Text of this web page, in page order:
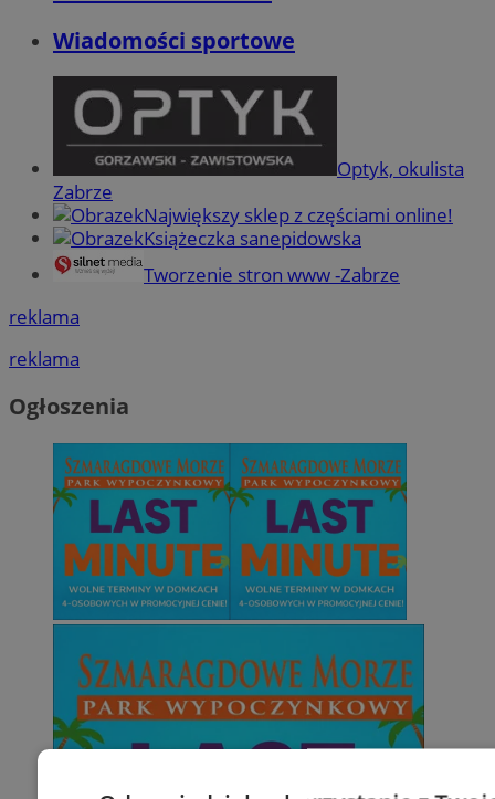
Wiadomości sportowe
Optyk, okulista
Zabrze
Największy sklep z częściami online!
Książeczka sanepidowska
Tworzenie stron www -Zabrze
reklama
reklama
Ogłoszenia